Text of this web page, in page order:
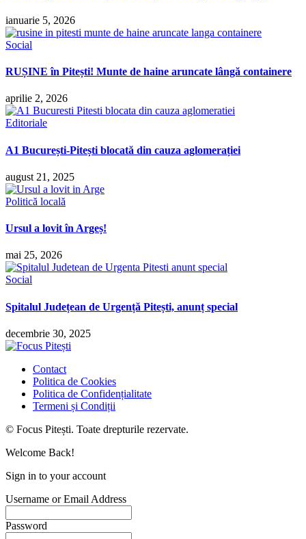
ianuarie 5, 2026
Social
RUȘINE în Pitești! Munte de haine aruncate lângă containere
aprilie 2, 2026
Editoriale
A1 București-Pitești blocată din cauza aglomerației
august 21, 2025
Politică locală
Ursul a lovit în Argeș!
mai 25, 2026
Social
Spitalul Județean de Urgență Pitești, anunț special
decembrie 30, 2025
Contact
Politica de Cookies
Politica de Confidențialitate
Termeni și Condiții
© Focus Pitești. Toate drepturile rezervate.
Welcome Back!
Sign in to your account
Username or Email Address
Password